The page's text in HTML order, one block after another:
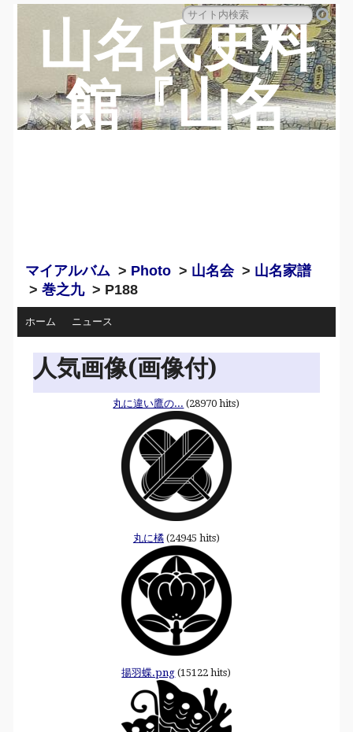
山名氏史料
館『山名
マイアルバム > Photo > 山名会> 山名家譜
>巻之九> P188
ホーム ニュース
人気画像(画像付)
丸に違い鷹の... (28970 hits)
丸に橘(24945 hits)
揚羽蝶.png (15122 hits)